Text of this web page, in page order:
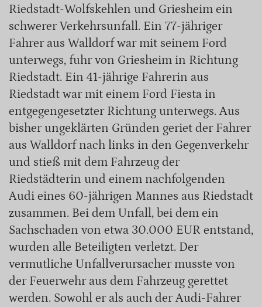
Riedstadt-Wolfskehlen und Griesheim ein
schwerer Verkehrsunfall. Ein 77-jähriger
Fahrer aus Walldorf war mit seinem Ford
unterwegs, fuhr von Griesheim in Richtung
Riedstadt. Ein 41-jährige Fahrerin aus
Riedstadt war mit einem Ford Fiesta in
entgegengesetzter Richtung unterwegs. Aus
bisher ungeklärten Gründen geriet der Fahrer
aus Walldorf nach links in den Gegenverkehr
und stieß mit dem Fahrzeug der
Riedstädterin und einem nachfolgenden
Audi eines 60-jährigen Mannes aus Riedstadt
zusammen. Bei dem Unfall, bei dem ein
Sachschaden von etwa 30.000 EUR entstand,
wurden alle Beteiligten verletzt. Der
vermutliche Unfallverursacher musste von
der Feuerwehr aus dem Fahrzeug gerettet
werden. Sowohl er als auch der Audi-Fahrer